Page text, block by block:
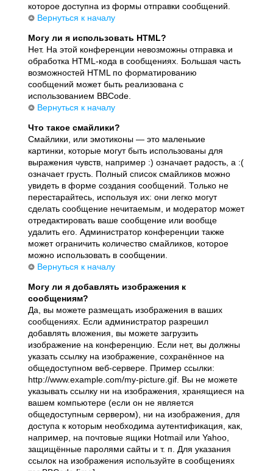
которое доступна из формы отправки сообщений.
Вернуться к началу
Могу ли я использовать HTML?
Нет. На этой конференции невозможны отправка и
обработка HTML-кода в сообщениях. Большая часть
возможностей HTML по форматированию
сообщений может быть реализована с
использованием BBCode.
Вернуться к началу
Что такое смайлики?
Смайлики, или эмотиконы — это маленькие
картинки, которые могут быть использованы для
выражения чувств, например :) означает радость, а :(
означает грусть. Полный список смайликов можно
увидеть в форме создания сообщений. Только не
перестарайтесь, используя их: они легко могут
сделать сообщение нечитаемым, и модератор может
отредактировать ваше сообщение или вообще
удалить его. Администратор конференции также
может ограничить количество смайликов, которое
можно использовать в сообщении.
Вернуться к началу
Могу ли я добавлять изображения к
сообщениям?
Да, вы можете размещать изображения в ваших
сообщениях. Если администратор разрешил
добавлять вложения, вы можете загрузить
изображение на конференцию. Если нет, вы должны
указать ссылку на изображение, сохранённое на
общедоступном веб-сервере. Пример ссылки:
http://www.example.com/my-picture.gif. Вы не можете
указывать ссылку ни на изображения, хранящиеся на
вашем компьютере (если он не является
общедоступным сервером), ни на изображения, для
доступа к которым необходима аутентификация, как,
например, на почтовые ящики Hotmail или Yahoo,
защищённые паролями сайты и т. п. Для указания
ссылок на изображения используйте в сообщениях